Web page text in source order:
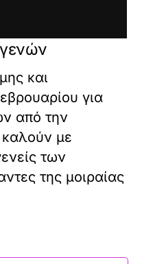
και
για
από την
με
των
της μοιραίας